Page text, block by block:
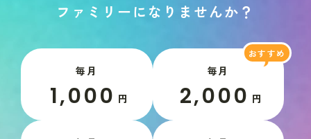
フ ァ ミ リ ーに な り ま せんか ？
毎月
1,000 円
毎月
2,000 円